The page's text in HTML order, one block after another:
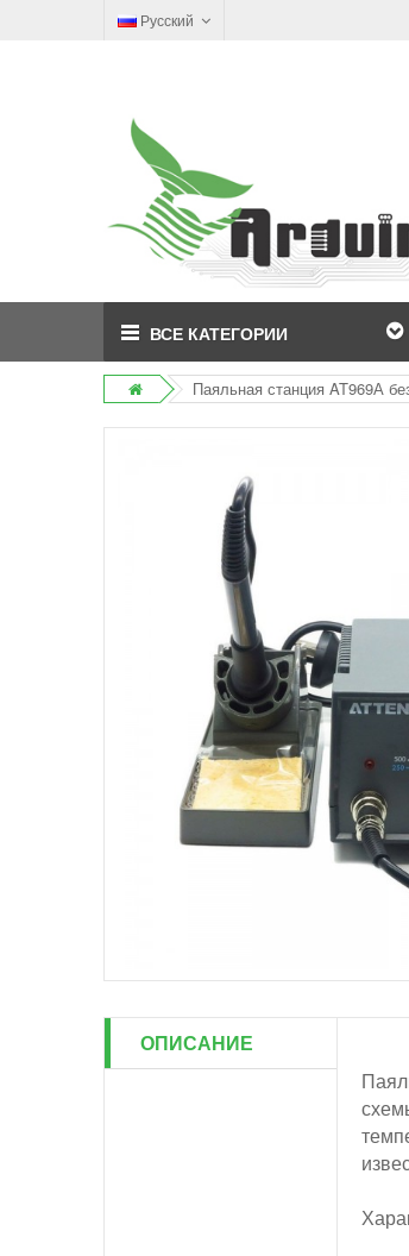
Русский
ВСЕ КАТЕГОРИИ
Паяльная станция AT969А
ОПИСАНИЕ